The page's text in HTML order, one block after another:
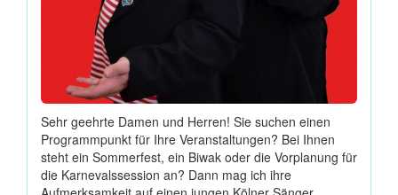
Sehr geehrte Damen und Herren! Sie suchen einen
Programmpunkt für Ihre Veranstaltungen? Bei Ihnen
steht ein Sommerfest, ein Biwak oder die Vorplanung für
die Karnevalssession an? Dann mag ich ihre